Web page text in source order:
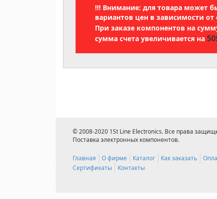
!!! Внимание: для товара может
вариантов цен в зависимости от
При заказе компонентов на
сумма счета увеличивается на
© 2008-2020 1St Line Electronics. Все права
Поставка электронных компонентов.
Главная О фирме Каталог Как заказать
Сертификаты
Контакты